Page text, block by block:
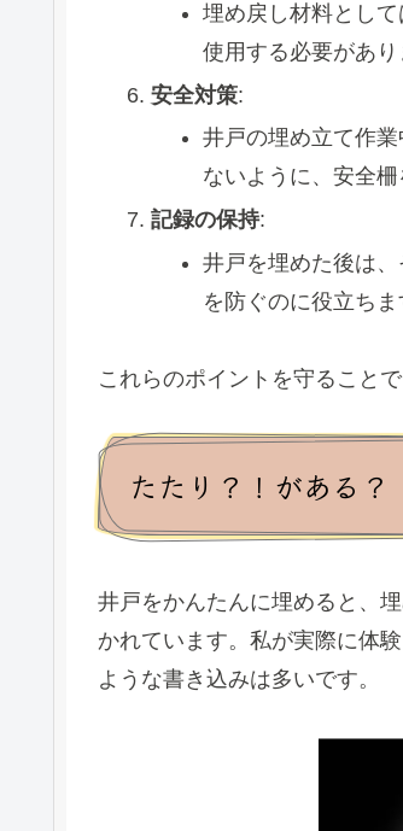
埋め戻し材料とし
使用する必要があり
安全対策:
井戸の埋め立て作
ないように、安全
記録の保持:
井戸を埋めた後は
を防ぐのに役立ちま
これらのポイントを守ること
たたり？！がある？
井戸をかんたんに埋めると、
かれています。私が実際に体
ような書き込みは多いです。